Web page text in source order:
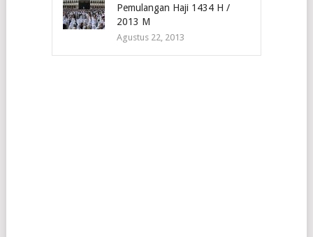
Pemulangan Haji 1434 H /
2013 M
Agustus 22, 2013